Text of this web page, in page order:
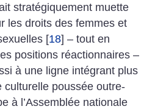
stratégiquement muette
les droits des femmes et
[18] – tout en
positions réactionnaires –
à une ligne intégrant plus
culturelle poussée outre-
à l’Assemblée nationale